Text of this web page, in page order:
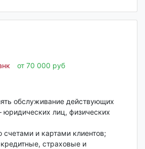
от 70 000 руб
обслуживание действующих
юридических лиц, физических
счетами и картами клиентов;
страховые и